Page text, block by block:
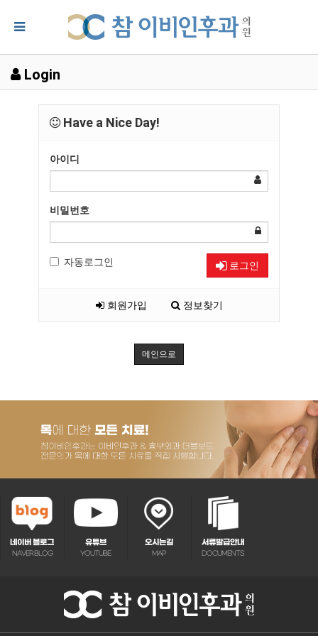
Login
Have a Nice Day!
아이디
비밀번호
자동로그인 로그인
회원가입 정보찾기
메인으로
네이버 블로그
NAVER BLOG
유튜브
YOUTUBE
오시는길
MAP
서류발급안내
DOCUMENTS